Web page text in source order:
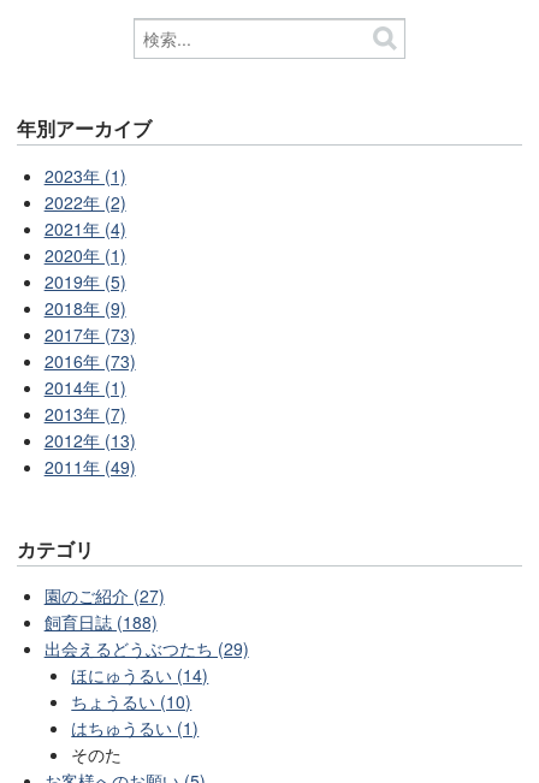
年別アーカイブ
2023年 (1)
2022年 (2)
2021年 (4)
2020年 (1)
2019年 (5)
2018年 (9)
2017年 (73)
2016年 (73)
2014年 (1)
2013年 (7)
2012年 (13)
2011年 (49)
カテゴリ
園のご紹介 (27)
飼育日誌 (188)
出会えるどうぶつたち (29)
ほにゅうるい (14)
ちょうるい (10)
はちゅうるい (1)
そのた